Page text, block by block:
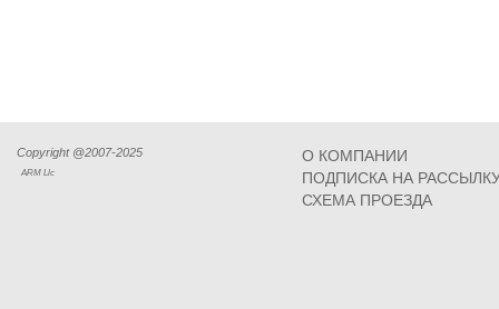
Copyright @2007-2025
ARM Llc
О КОМПАНИИ
ПОДПИСКА НА
СХЕМА ПРОЕЗДА